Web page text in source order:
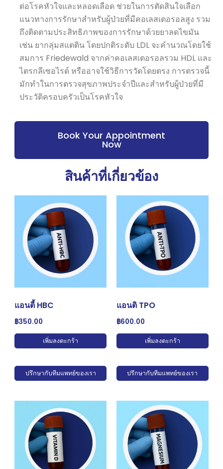
ต่อโรคหัวใจและหลอดเลือด ช่วยในการตัดสินใจเลือก
แนวทางการรักษาสำหรับผู้ป่วยที่มีคอเลสเตอรอลสูง รวม
ถึงติดตามประสิทธิภาพของการรักษาด้วยยาลดไขมัน
เช่น ยากลุ่มสแตติน โดยปกติระดับ LDL จะคำนวณโดยใช้
สมการ Friedewald จากค่าคอเลสเตอรอลรวม HDL และ
ไตรกลีเซอไรด์ หรืออาจใช้วิธีการวัดโดยตรง การตรวจนี้
มักทำในการตรวจสุขภาพประจำปีและสำหรับผู้ป่วยที่มี
ประวัติครอบครัวเป็นโรคหัวใจ
Book Your Appointment
Now
สินค้าที่เกี่ยวข้อง
แอนตี้ HBC
฿350.00
เพิ่มลงตะกร้า
ปรึกษากับทีมแพทย์ของเรา
แอนติ TPO
฿600.00
เพิ่มลงตะกร้า
ปรึกษากับทีมแพทย์ของเรา